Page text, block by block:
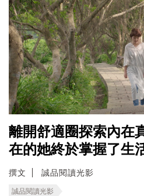
離開舒適圈探索內在
在的她終於掌握了生
撰文 誠品閱讀光影
誠品閱讀光影